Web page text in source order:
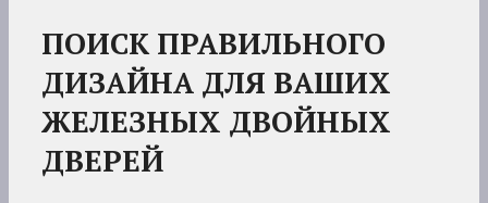
ПОИСК ПРАВИЛЬНОГО
ДИЗАЙНА ДЛЯ ВАШИХ
ЖЕЛЕЗНЫХ ДВОЙНЫХ
ДВЕРЕЙ